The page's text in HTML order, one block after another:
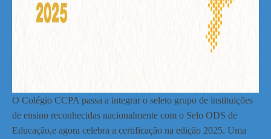
O Colégio CCPA passa a integrar o seleto grupo de instituições
de ensino reconhecidas nacionalmente com o Selo ODS de
Educação,e agora celebra a certificação na edição 2025. Uma